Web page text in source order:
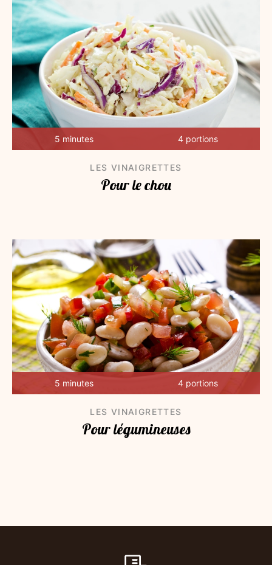
5 minutes 4 portions
LES VINAIGRETTES
Pour le chou
5 minutes 4 portions
LES VINAIGRETTES
Pour légumineuses